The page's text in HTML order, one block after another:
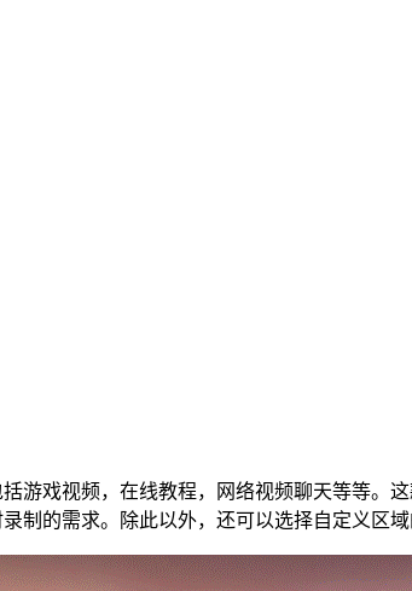
游戏视频，在线教程，网络视频聊天等等。
制的需求。除此以外，还可以选择自定义区